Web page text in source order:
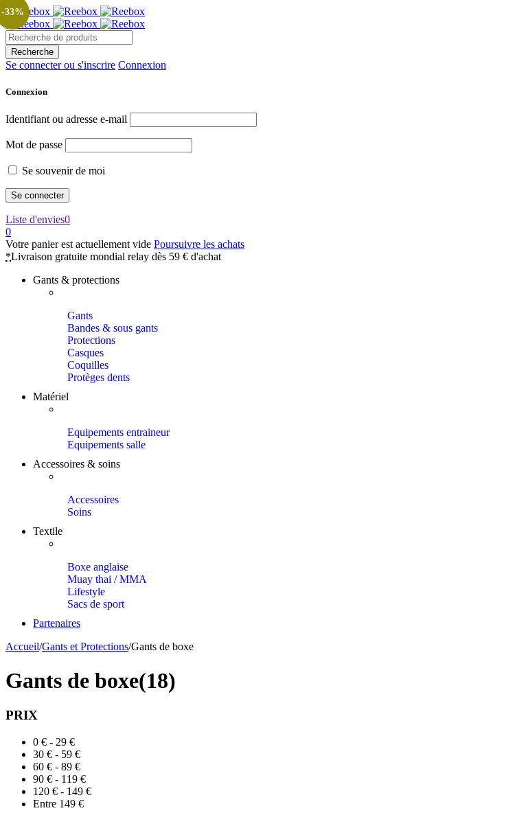
Se connecter ou s'inscrire Connexion
Connexion
Identifiant ou adresse e-mail
Mot de passe
Se souvenir de moi
Liste d'envies0
0
Votre panier est actuellement vide Poursuivre les achats
*Livraison gratuite mondial relay dès 59 € d'achat
Gants & protections
Gants
Bandes & sous gants
Protections
Casques
Coquilles
Protèges dents
Matériel
Equipements entraineur
Equipements salle
Accessoires & soins
Accessoires
Soins
Textile
Boxe anglaise
Muay thai / MMA
Lifestyle
Sacs de sport
Partenaires
Accueil/Gants et Protections/Gants de boxe
Gants de boxe(18)
PRIX
0 € - 29 €
30 € - 59 €
60 € - 89 €
90 € - 119 €
120 € - 149 €
Entre 149 €
-33%